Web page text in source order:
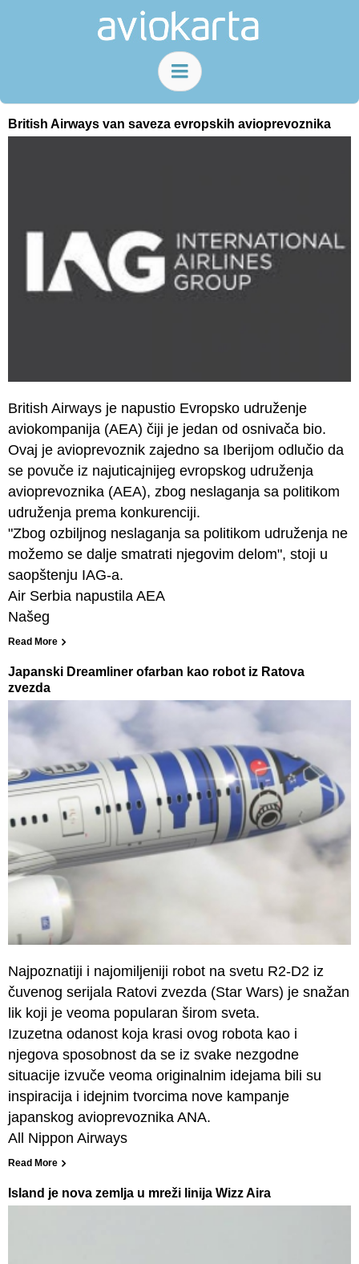
British Airways van saveza evropskih avioprevoznika
British Airways je napustio Evropsko udruženje
aviokompanija (AEA) čiji je jedan od osnivača bio.
Ovaj je avioprevoznik zajedno sa Iberijom odlučio da
se povuče iz najuticajnijeg evropskog udruženja
avioprevoznika (AEA), zbog neslaganja sa politikom
udruženja prema konkurenciji.
"Zbog ozbiljnog neslaganja sa politikom udruženja ne
možemo se dalje smatrati njegovim delom", stoji u
saopštenju IAG-a.
Air Serbia napustila AEA
Našeg
Read More
Japanski Dreamliner ofarban kao robot iz Ratova
zvezda
Najpoznatiji i najomiljeniji robot na svetu R2-D2 iz
čuvenog serijala Ratovi zvezda (Star Wars) je snažan
lik koji je veoma popularan širom sveta.
Izuzetna odanost koja krasi ovog robota kao i
njegova sposobnost da se iz svake nezgodne
situacije izvuče veoma originalnim idejama bili su
inspiracija i idejnim tvorcima nove kampanje
japanskog avioprevoznika ANA.
All Nippon Airways
Read More
Island je nova zemlja u mreži linija Wizz Aira